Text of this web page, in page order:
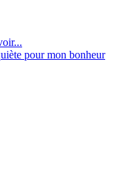
pour mon bonheur